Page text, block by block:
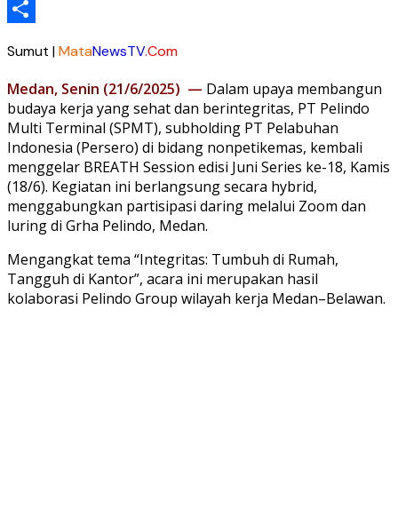
Telegram
Sumut |MataNewsTV.Com
Medan, Senin (21/6/2025) — Dalam upaya membangun
budaya kerja yang sehat dan berintegritas, PT Pelindo
Multi Terminal (SPMT), subholding PT Pelabuhan
Indonesia (Persero) di bidang nonpetikemas, kembali
menggelar BREATH Session edisi Juni Series ke-18, Kamis
(18/6). Kegiatan ini berlangsung secara hybrid,
menggabungkan partisipasi daring melalui Zoom dan
luring di Grha Pelindo, Medan.
Mengangkat tema “Integritas: Tumbuh di Rumah,
Tangguh di Kantor”, acara ini merupakan hasil
kolaborasi Pelindo Group wilayah kerja Medan–Belawan.